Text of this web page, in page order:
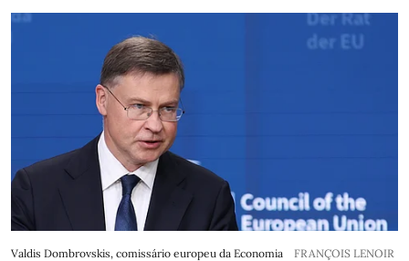
Valdis Dombrovskis, comissário europeu da Economia
FRANÇOIS LENOIR